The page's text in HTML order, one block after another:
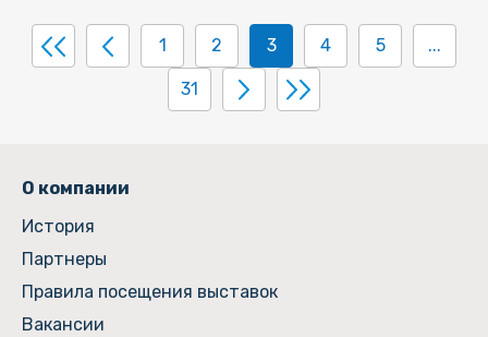
1 2 3 4 5 ...
31
О компании
История
Партнеры
Правила посещения выставок
Вакансии